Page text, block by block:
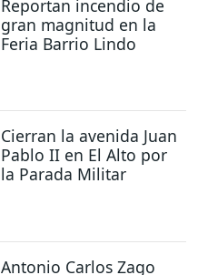
Reportan incendio de
gran magnitud en la
Feria Barrio Lindo
Cierran la avenida Juan
Pablo II en El Alto por
la Parada Militar
Antonio Carlos Zago